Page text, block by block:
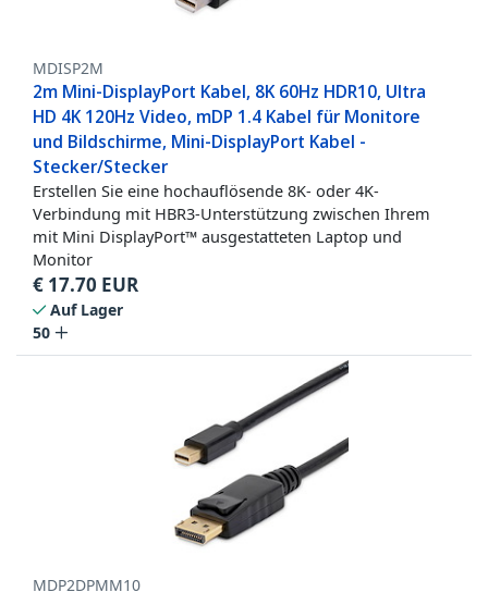
MDISP2M
2m Mini-DisplayPort Kabel, 8K 60Hz HDR10, Ultra
HD 4K 120Hz Video, mDP 1.4 Kabel für Monitore
und Bildschirme, Mini-DisplayPort Kabel -
Stecker/Stecker
Erstellen Sie eine hochauflösende 8K- oder 4K-
Verbindung mit HBR3-Unterstützung zwischen Ihrem
mit Mini DisplayPort™ ausgestatteten Laptop und
Monitor
€ 17.70 EUR
Auf Lager
50
MDP2DPMM10